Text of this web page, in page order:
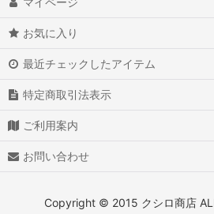
お気に入り
最近チェックしたアイテム
特定商取引法表示
ご利用案内
お問い合わせ
Copyright © 2015 クシロ商店